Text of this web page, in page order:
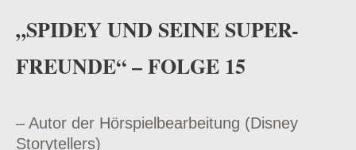
„SPIDEY UND SEINE SUPER-
FREUNDE“ – FOLGE 15
– Autor der Hörspielbearbeitung (Disney
Storytellers)